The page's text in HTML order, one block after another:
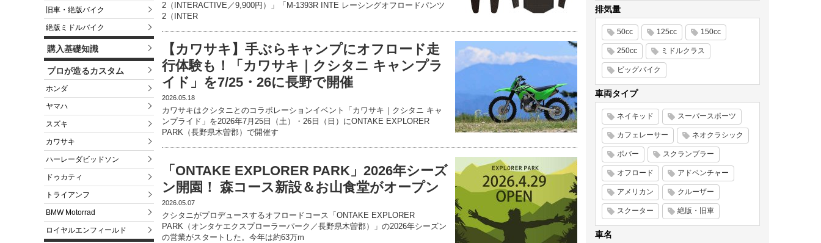
旧車・絶版バイク
絶版ミドルバイク
購入基礎知識
プロが造るカスタム
ホンダ
ヤマハ
スズキ
カワサキ
ハーレーダビッドソン
ドゥカティ
トライアンフ
BMW Motorrad
ロイヤルエンフィールド
2（INTERACTIVE／9,900円）」「M-1393R INTE レーシングオフロードパンツ
2（INTER
【カワサキ】手ぶらキャンプにオフロード走
行体験も！「カワサキ｜クシタニ キャンプラ
イド」を7/25・26に長野で開催
2026.05.18
カワサキはクシタニとのコラボレーションイベント「カワサキ｜クシタニ キャ
ンプライド」を2026年7月25日（土）・26日（日）にONTAKE EXPLORER
PARK（長野県木曽郡）で開催す
「ONTAKE EXPLORER PARK」2026年シーズ
ン開園！ 森コース新設＆お山食堂がオープン
2026.05.07
クシタニがプロデュースするオフロードコース「ONTAKE EXPLORER
PARK（オンタケエクスプローラーパーク／長野県木曽郡）」の2026年シーズン
の営業がスタートした。今年は約63万m
排気量
50cc 125cc 150cc
250cc ミドルクラス
ビッグバイク
車両タイプ
ネイキッド スーパースポーツ
カフェレーサー ネオクラシック
ボバー スクランブラー
オフロード アドベンチャー
アメリカン クルーザー
スクーター 絶版・旧車
車名